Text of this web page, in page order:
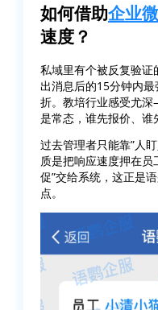
如何借助企业
速度？
私域里有个被反复验
出消息后的15分钟内
折。教培行业感受尤
是常态，谁先报价、谁
过去管理者只能靠”人
质是把响应速度押在员
促”交给系统，这正是
点。